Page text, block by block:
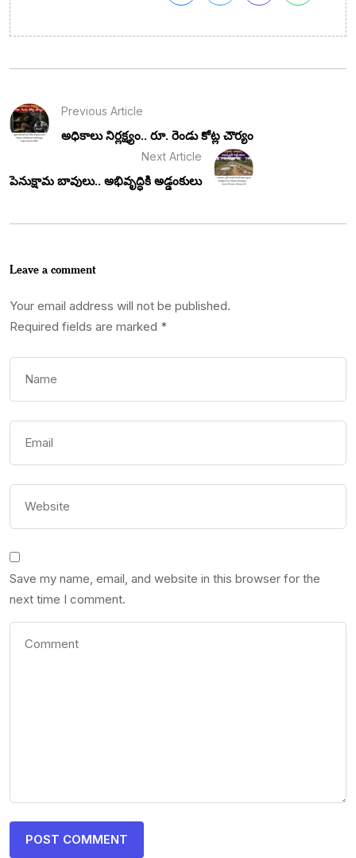
Previous Article
అధికాలు నిర్లక్ష్యం.. రూ. రెండు కోట్ల చౌర్యం
Next Article
పెనుక్షామ బావులు.. అభివృద్ధికి అడ్డంకులు
Leave a comment
Your email address will not be published.
Required fields are marked *
Save my name, email, and website in this browser for the
next time I comment.